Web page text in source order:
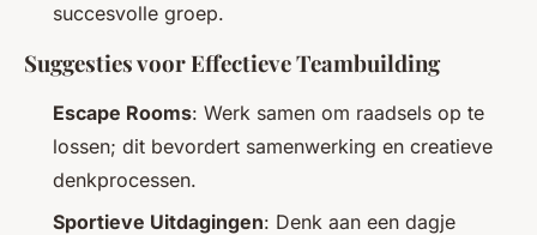
succesvolle groep.
Suggesties voor Effectieve Teambuilding
Escape Rooms: Werk samen om raadsels op te
lossen; dit bevordert samenwerking en creatieve
denkprocessen.
Sportieve Uitdagingen: Denk aan een dagje